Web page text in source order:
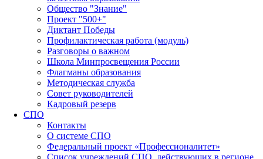
Общество "Знание"
Проект "500+"
Диктант Победы
Профилактическая работа (модуль)
Разговоры о важном
Школа Минпросвещения России
Флагманы образования
Методическая служба
Совет руководителей
Кадровый резерв
СПО
Контакты
О системе СПО
Федеральный проект «Профессионалитет»
Список учреждений СПО, действующих в регионе